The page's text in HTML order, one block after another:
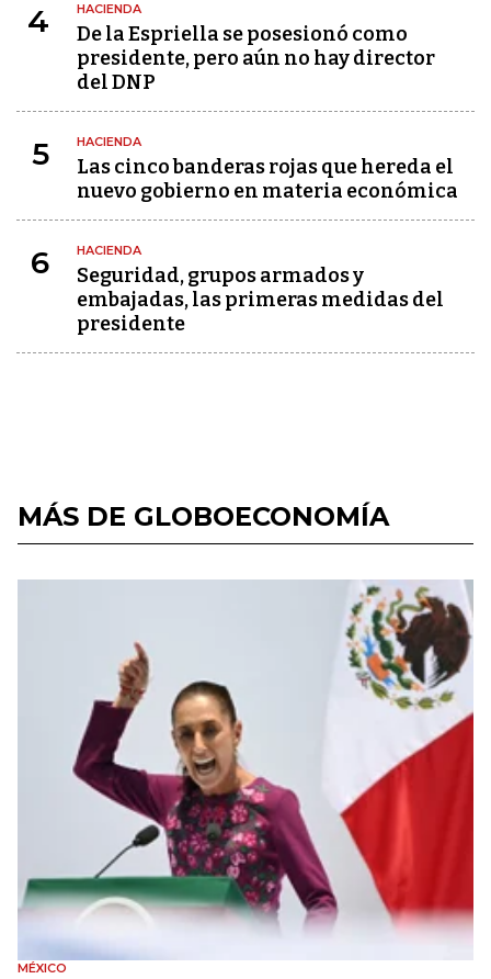
4 HACIENDA
De la Espriella se posesionó como
presidente, pero aún no hay director
del DNP
5 HACIENDA
Las cinco banderas rojas que hereda el
nuevo gobierno en materia económica
6 HACIENDA
Seguridad, grupos armados y
embajadas, las primeras medidas del
presidente
MÁS DE GLOBOECONOMÍA
MÉXICO